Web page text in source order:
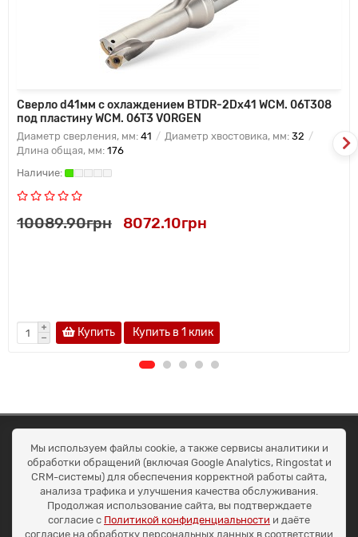
Сверло d41мм с охлаждением BTDR-2Dx41 WCM. 06T308
под пластину WCM. 06T3 VORGEN
Диаметр сверления, мм: 41 Диаметр хвостовика, мм: 32
Длина общая, мм: 176
10089.90грн 8072.10грн
Купить Купить в 1 клик
ОКЕАН ТРЕЙД
Договір публичної оферти
Доставка та оплата
Наші контакти
Умови повернення
+38 (099) 452-20-02
+38 (098) 492-20-02
Мы используем файлы cookie, а также сервисы аналитики и
обработки обращений (включая Google Analytics, Ringostat и
CRM-системы) для обеспечения корректной работы сайта,
анализа трафика и улучшения качества обслуживания.
Продолжая использование сайта, вы подтверждаете
согласие с Политикой конфиденциальности и даёте
согласие на обработку персональных данных в соответствии